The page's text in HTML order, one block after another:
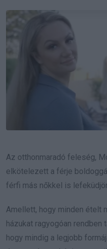
Az otthonmaradó feleség,
elkötelezett a férje
férfi más nőkkel is
Amellett, hogy minden ételt
házukat ragyogóan rendben
hogy mindig a legjobb